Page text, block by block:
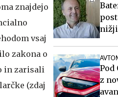
znajdejo
vsaj
zakona o
in zarisali
(zdaj
Pod
z